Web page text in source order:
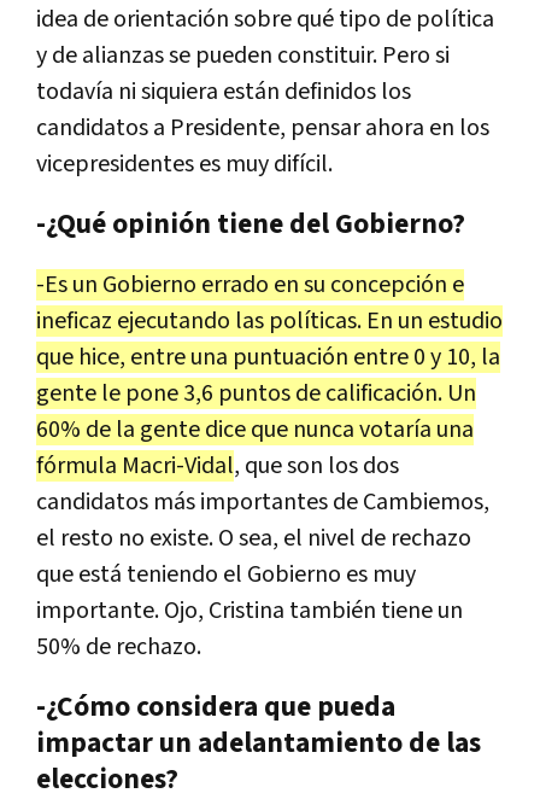
idea deorientaciónsobrequétipo de política
ydealianzasse pueden constituir. Perosi
todavía nisiquiera están definidos los
candidatosa Presidente, pensarahora en los
vicepresidenteses muydifícil.
-¿Qué opinión tiene del Gobierno?
-Esun Gobierno errado ensu concepción e
ineficaz ejecutando las políticas. En un estudio
que hice, entreuna puntuación entre0y 10, la
gente le pone3,6 puntosdecalificación. Un
60% de la gentediceque nuncavotaría una
fórmula Macri-Vidal, queson losdos
candidatos másimportantesdeCambiemos,
el resto no existe.Osea, el nivel de rechazo
queestá teniendo el Gobierno es muy
importante.Ojo, Cristina también tieneun
50% de rechazo.
-¿Cómo considera que pueda
impactar un adelantamiento de las
elecciones?